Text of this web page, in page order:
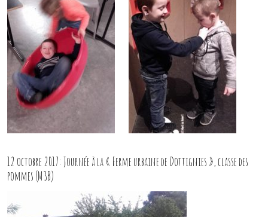
12 octobre 2017: Journée à la « Ferme urbaine de Dottignies », classe des
pommes (M3B)